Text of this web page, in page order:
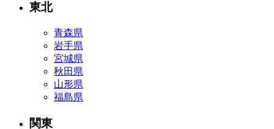
東北
青森県
岩手県
宮城県
秋田県
山形県
福島県
関東